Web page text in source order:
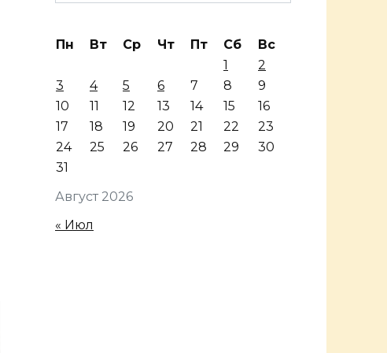
Август 2026
Пн Вт Ср Чт Пт Сб
Вс
1
2
3
4 5 6 7 8
9
10
11 12 13 14 15
16
17
18 19 20 21 22
23
24
25 26 27 28 29
30
31
« Июл